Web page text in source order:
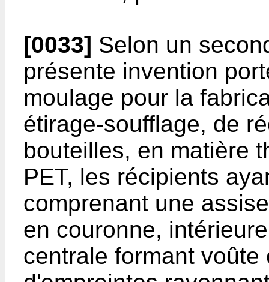
[0033] Selon un
présente invention
moulage pour la
étirage-soufflage, de
bouteilles, en matière
PET, les récipients
comprenant une
en couronne,
centrale formant